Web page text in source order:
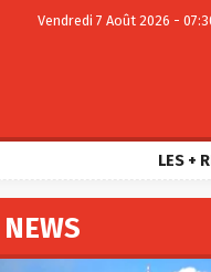
Vendredi 7 Août 2026 -
LES +
NEWS